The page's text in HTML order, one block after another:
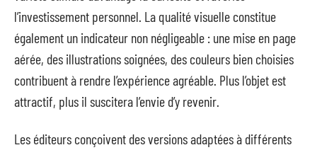
l’investissement personnel. La qualité visuelle constitue
également un indicateur non négligeable : une mise en page
aérée, des illustrations soignées, des couleurs bien choisies
contribuent à rendre l’expérience agréable. Plus l’objet est
attractif, plus il suscitera l’envie d’y revenir.
Les éditeurs conçoivent des versions adaptées à différents